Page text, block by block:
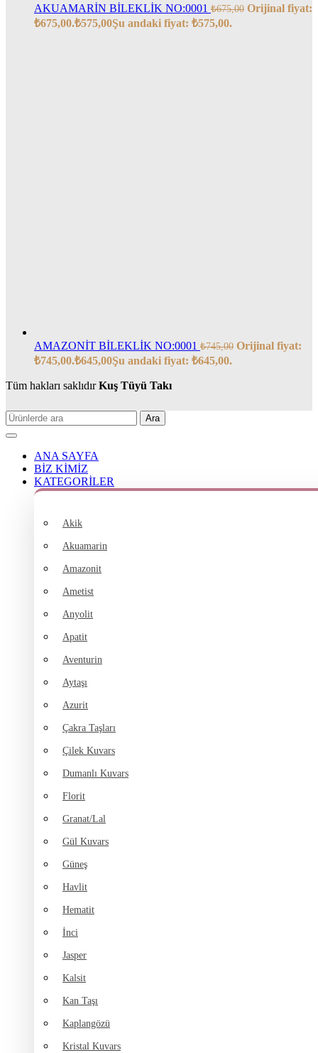
AKUAMARİN BİLEKLİK NO:0001 ₺675,00 Orijinal fiyat:
₺675,00.₺575,00Şu andaki fiyat: ₺575,00.
AMAZONİT BİLEKLİK NO:0001 ₺745,00 Orijinal fiyat:
₺745,00.₺645,00Şu andaki fiyat: ₺645,00.
Tüm hakları saklıdırKuş Tüyü Takı
Ara
ANA SAYFA
BİZ KİMİZ
KATEGORİLER
Akik
Akuamarin
Amazonit
Ametist
Anyolit
Apatit
Aventurin
Aytaşı
Azurit
Çakra Taşları
Çilek Kuvars
Dumanlı Kuvars
Florit
Granat/Lal
Gül Kuvars
Güneş
Havlit
Hematit
İnci
Jasper
Kalsit
Kan Taşı
Kaplangözü
Kristal Kuvars